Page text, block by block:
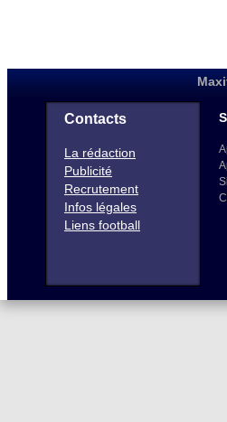
Contacts
La rédaction
Publicité
Recrutement
Infos légales
Liens football